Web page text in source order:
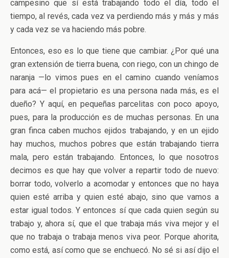
campesino que sí está trabajando todo el día, todo el
tiempo, al revés, cada vez va perdiendo más y más y más
y cada vez se va haciendo más pobre.
Entonces, eso es lo que tiene que cambiar. ¿Por qué una
gran extensión de tierra buena, con riego, con un chingo de
naranja —lo vimos pues en el camino cuando veníamos
para acá— el propietario es una persona nada más, es el
dueño? Y aquí, en pequeñas parcelitas con poco apoyo,
pues, para la producción es de muchas personas. En una
gran finca caben muchos ejidos trabajando, y en un ejido
hay muchos, muchos pobres que están trabajando tierra
mala, pero están trabajando. Entonces, lo que nosotros
decimos es que hay que volver a repartir todo de nuevo:
borrar todo, volverlo a acomodar y entonces que no haya
quien esté arriba y quien esté abajo, sino que vamos a
estar igual todos. Y entonces sí que cada quien según su
trabajo y, ahora sí, que el que trabaja más viva mejor y el
que no trabaja o trabaja menos viva peor. Porque ahorita,
como está, así como que se enchuecó. No sé si así dijo el